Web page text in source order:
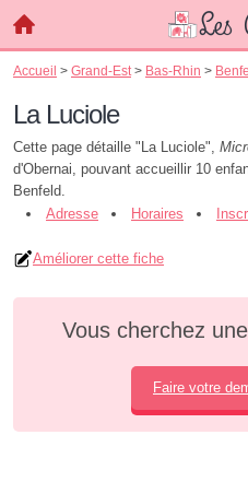
Accueil > Grand-Est > Bas-Rhin >
La Luciole
Cette page détaille "La Luciole",
d'Obernai, pouvant accueillir 10
Benfeld.
Adresse
Horaires
Améliorer cette fiche
Vous cherchez
Faire votre